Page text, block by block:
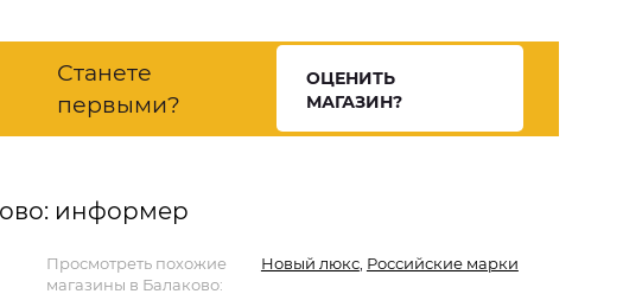
Станете
первыми?
ОЦЕНИТЬ
МАГАЗИН?
информер
Просмотреть похожие
магазины в Балаково:
Новый люкс, Российские марки